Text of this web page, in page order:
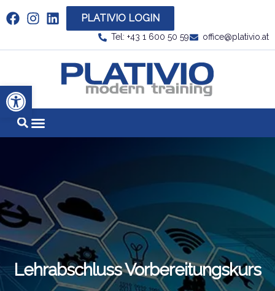
Werkzeugleiste öffnen
Link zu https://www.linkedin.com/company/
PLATIVIO LOGIN
Tel: +43 1 600 50 59 office@plativio.at
Link zu
Lehrabschluss Vorbereitungskurs